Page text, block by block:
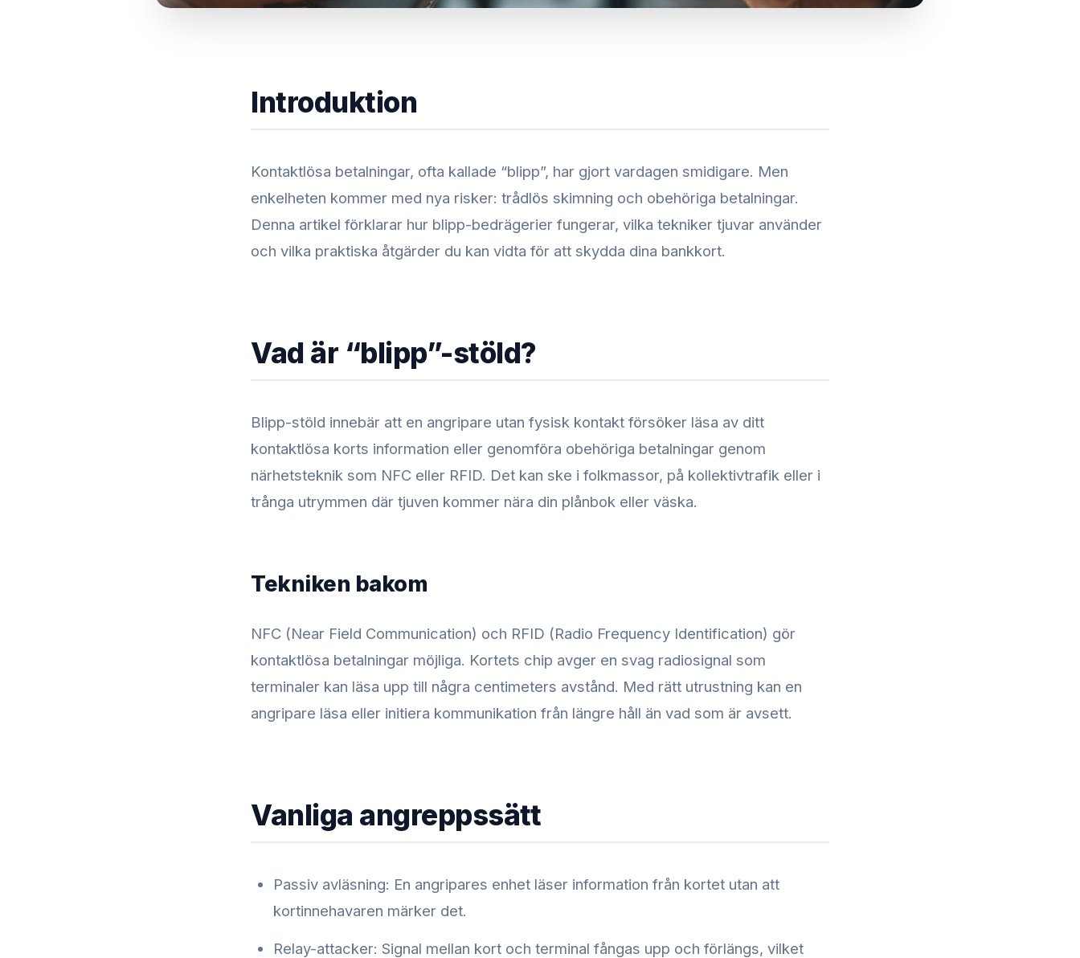
Introduktion
Kontaktlösa betalningar, ofta kallade “blipp”, har gjort vardagen smidigare. Men
enkelheten kommer med nya risker: trådlös skimning och obehöriga betalningar.
Denna artikel förklarar hur blipp-bedrägerier fungerar, vilka tekniker tjuvar använder
och vilka praktiska åtgärder du kan vidta för att skydda dina bankkort.
Vad är “blipp”-stöld?
Blipp-stöld innebär att en angripare utan fysisk kontakt försöker läsa av ditt
kontaktlösa korts information eller genomföra obehöriga betalningar genom
närhetsteknik som NFC eller RFID. Det kan ske i folkmassor, på kollektivtrafik eller i
trånga utrymmen där tjuven kommer nära din plånbok eller väska.
Tekniken bakom
NFC (Near Field Communication) och RFID (Radio Frequency Identification) gör
kontaktlösa betalningar möjliga. Kortets chip avger en svag radiosignal som
terminaler kan läsa upp till några centimeters avstånd. Med rätt utrustning kan en
angripare läsa eller initiera kommunikation från längre håll än vad som är avsett.
Vanliga angreppssätt
Passiv avläsning: En angripares enhet läser information från kortet utan att
kortinnehavaren märker det.
Relay-attacker: Signal mellan kort och terminal fångas upp och förlängs, vilket